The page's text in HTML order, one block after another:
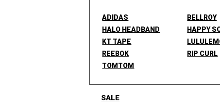
ADIDAS BELLROY
HALO HEADBAND
HAPPY
KT TAPE
REEBOK
RIP CURL
TOMTOM
SALE